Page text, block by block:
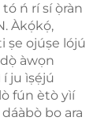
ń rí sí ọ̀ràn
Àkọ́kọ́,
ṣe ojúṣe lójú
àwọn
ju ìṣẹ́jú
fún ètò yìí
bo ara